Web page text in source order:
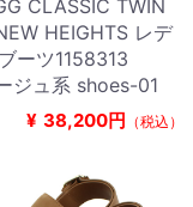
CLASSIC TWIN
HEIGHTS レデ
ーツ1158313
ジュ系 shoes-01
¥ 38,200円 （税込）